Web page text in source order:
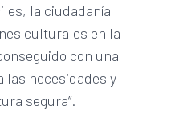
la ciudadanía
culturales en la
con una
las necesidades y
segura”.